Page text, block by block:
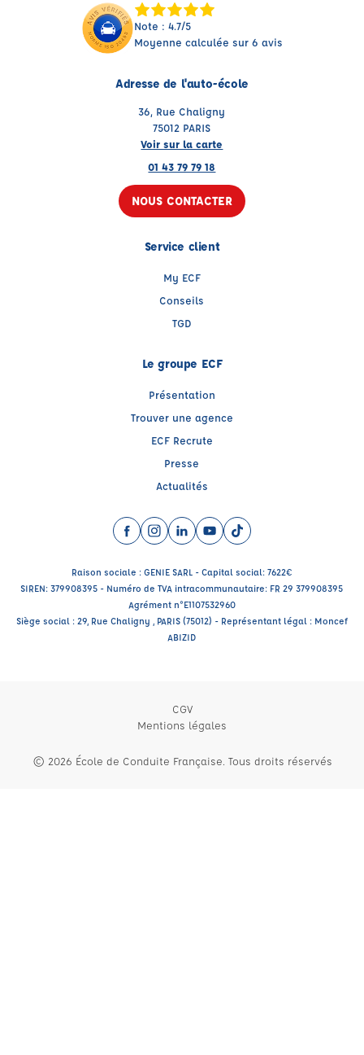
Note : 4.7/5
Moyenne calculée sur 6 avis
Adresse de l'auto-école
36, Rue Chaligny
75012 PARIS
Voir sur la carte
01 43 79 79 18
NOUS CONTACTER
Service client
My ECF
Conseils
TGD
Le groupe ECF
Présentation
Trouver une agence
ECF Recrute
Presse
Actualités
Facebook (nouvelle fenêtre)
Instagram (nouvelle fenêtre)
LinkedIn (nouvelle fenêtre)
YouTube (nouvelle fenêtre)
TikTok (nouvelle
Raison sociale : GENIE SARL - Capital social: 7622€
SIREN: 379908395 - Numéro de TVA intracommunautaire: FR 29 379908395
Agrément n°E1107532960
Siège social : 29, Rue Chaligny , PARIS (75012) - Représentant légal : Moncef
ABIZID
CGV
Mentions légales
© 2026 École de Conduite Française. Tous droits réservés